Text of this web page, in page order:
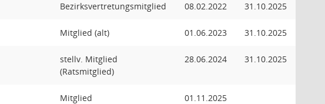
Bezirksvertretungsmitglied 08.02.2022 31.10.2025
Mitglied (alt) 01.06.2023 31.10.2025
stellv. Mitglied
(Ratsmitglied)
28.06.2024 31.10.2025
Mitglied 01.11.2025